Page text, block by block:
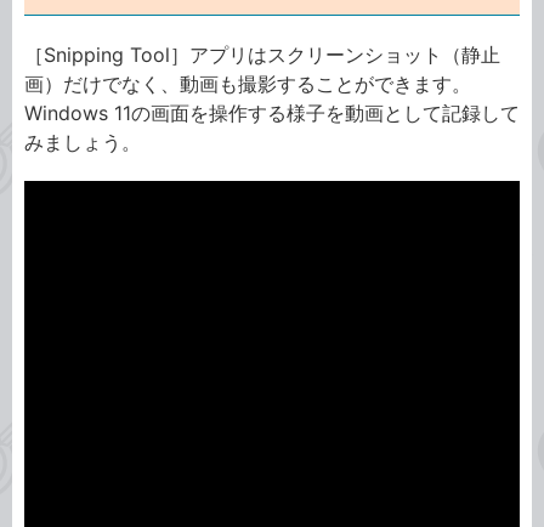
［Snipping Tool］アプリはスクリーンショット（静止
画）だけでなく、動画も撮影することができます。
Windows 11の画面を操作する様子を動画として記録して
みましょう。